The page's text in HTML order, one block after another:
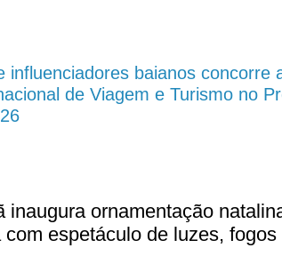
influenciadores baianos concorre
de Viagem e Turismo no
inaugura ornamentação
espetáculo de luzes, fogos